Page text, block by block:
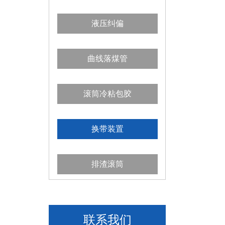
液压纠偏
曲线落煤管
滚筒冷粘包胶
换带装置
排渣滚筒
联系我们